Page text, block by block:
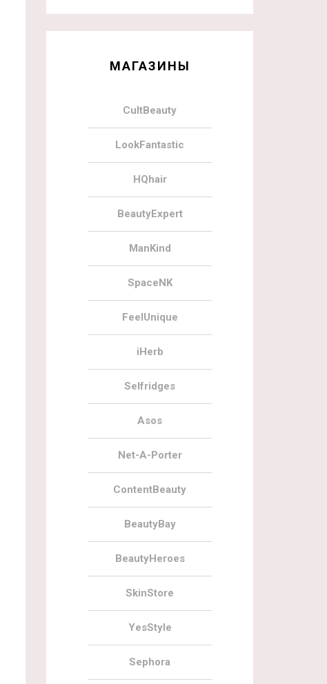
МАГАЗИНЫ
CultBeauty
LookFantastic
HQhair
BeautyExpert
ManKind
SpaceNK
FeelUnique
iHerb
Selfridges
Asos
Net-A-Porter
ContentBeauty
BeautyBay
BeautyHeroes
SkinStore
YesStyle
Sephora